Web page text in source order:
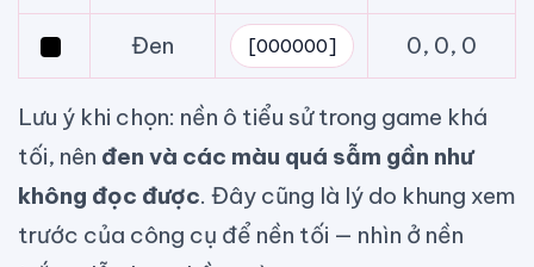
Đen [000000] 0, 0, 0
Lưu ý khi chọn: nền ô tiểu sử trong game khá
tối, nên đen và các màu quá sẫm gần như
không đọc được. Đây cũng là lý do khung xem
trước của công cụ để nền tối — nhìn ở nền